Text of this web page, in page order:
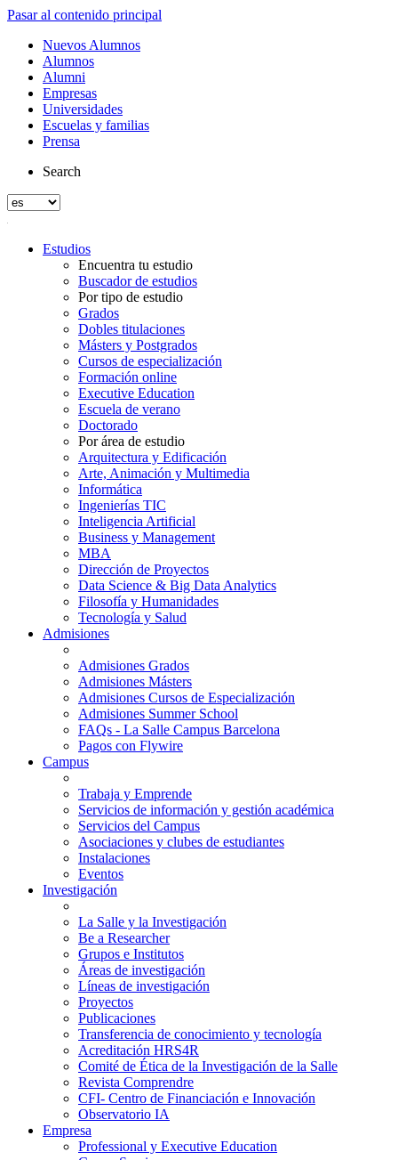
Pasar al contenido principal
Nuevos Alumnos
Alumnos
Alumni
Empresas
Universidades
Escuelas y familias
Prensa
Search
Estudios
Encuentra tu estudio
Buscador de estudios
Por tipo de estudio
Grados
Dobles titulaciones
Másters y Postgrados
Cursos de especialización
Formación online
Executive Education
Escuela de verano
Doctorado
Por área de estudio
Arquitectura y Edificación
Arte, Animación y Multimedia
Informática
Ingenierías TIC
Inteligencia Artificial
Business y Management
MBA
Dirección de Proyectos
Data Science & Big Data Analytics
Filosofía y Humanidades
Tecnología y Salud
Admisiones
Admisiones Grados
Admisiones Másters
Admisiones Cursos de Especialización
Admisiones Summer School
FAQs - La Salle Campus Barcelona
Pagos con Flywire
Campus
Trabaja y Emprende
Servicios de información y gestión académica
Servicios del Campus
Asociaciones y clubes de estudiantes
Instalaciones
Eventos
Investigación
La Salle y la Investigación
Be a Researcher
Grupos e Institutos
Áreas de investigación
Líneas de investigación
Proyectos
Publicaciones
Transferencia de conocimiento y tecnología
Acreditación HRS4R
Comité de Ética de la Investigación de la Salle
Revista Comprendre
CFI- Centro de Financiación e Innovación
Observatorio IA
Empresa
Professional y Executive Education